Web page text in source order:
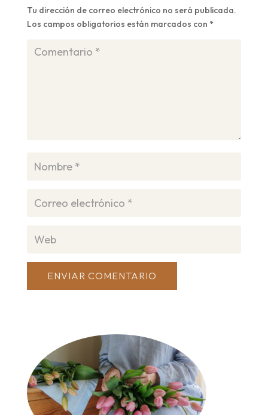
Tu dirección de correo electrónico no será publicada.
Los campos obligatorios están marcados con *
ENVIAR COMENTARIO